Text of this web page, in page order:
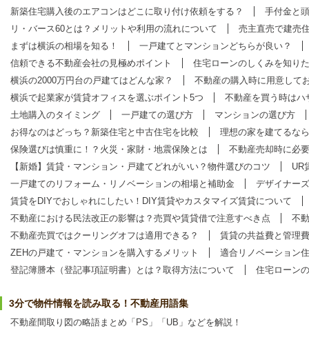
新築住宅購入後のエアコンはどこに取り付け依頼をする？
手付金と
リ・バース60とは？メリットや利用の流れについて
売主直売で建売
まずは横浜の相場を知る！
一戸建てとマンションどちらが良い？
信頼できる不動産会社の見極めポイント
住宅ローンのしくみを知り
横浜の2000万円台の戸建てはどんな家？
不動産の購入時に用意して
横浜で起業家が賃貸オフィスを選ぶポイント5つ
不動産を買う時はハ
土地購入のタイミング
一戸建ての選び方
マンションの選び方
お得なのはどっち？新築住宅と中古住宅を比較
理想の家を建てるな
保険選びは慎重に！？火災・家財・地震保険とは
不動産売却時に必
【新婚】賃貸・マンション・戸建てどれがいい？物件選びのコツ
UR
一戸建てのリフォーム・リノベーションの相場と補助金
デザイナー
賃貸をDIYでおしゃれにしたい！DIY賃貸やカスタマイズ賃貸について
不動産における民法改正の影響は？売買や賃貸借で注意すべき点
不
不動産売買ではクーリングオフは適用できる？
賃貸の共益費と管理
ZEHの戸建て・マンションを購入するメリット
適合リノベーション
登記簿謄本（登記事項証明書）とは？取得方法について
住宅ローン
3分で物件情報を読み取る！不動産用語集
不動産間取り図の略語まとめ「PS」「UB」などを解説！